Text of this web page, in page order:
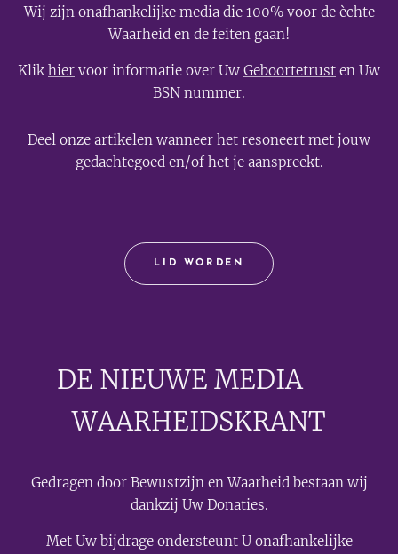
Wij zijn onafhankelijke media die 100% voor de èchte
Waarheid en de feiten gaan!
Klikhier voor informatie over Uw Geboortetrust en Uw
BSN nummer.
Deel onze artikelen wanneer het resoneert met jouw
gedachtegoed en/of het je aanspreekt.
LID WORDEN
DE NIEUWE MEDIA🟣
WAARHEIDSKRANT
Gedragen door Bewustzijn en Waarheid bestaan wij
dankzij Uw Donaties.
Met Uw bijdrage ondersteunt U onafhankelijke